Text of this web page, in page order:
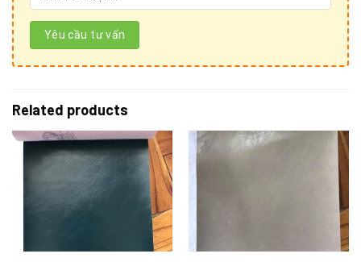
Cảm ơn Quý khách hàng đã quan tâm đến sản phẩm
Để kết nối trực tiếp với chúng tôi, Quý khách hàng vui lòng
liên hệ theo những hình thức sau:
1. Thăm trực tiếp show room và cửa hàng:
Hệ thống Ánh vải giả da
Phone: 024 3928 6052 / 024 3928 5599
Related products